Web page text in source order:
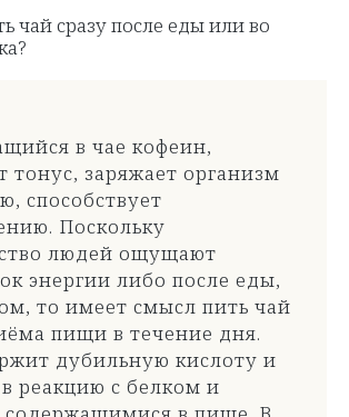
чай сразу после еды или во
в чае кофеин,
тонус, заряжает организм
способствует
Поскольку
людей ощущают
энергии либо после еды,
то имеет смысл пить чай
пищи в течение дня.
дубильную кислоту и
в реакцию с белком и